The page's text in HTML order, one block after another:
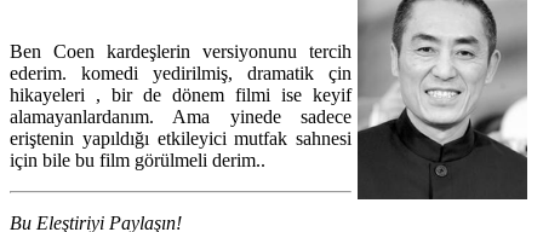
Ben Coen kardeşlerin versiyonunu tercih
ederim. komedi yedirilmiş, dramatik çin
hikayeleri , bir de dönem filmi ise keyif
alamayanlardanım. Ama yinede sadece
eriştenin yapıldığı etkileyici mutfak sahnesi
için bile bu film görülmeli derim..
Bu Eleştiriyi Paylaşın!